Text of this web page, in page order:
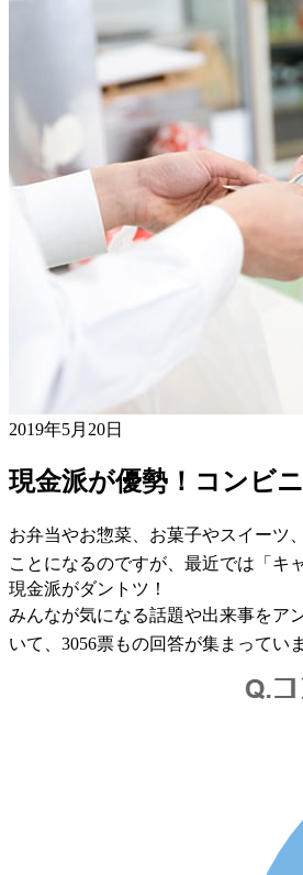
2019年5月20日
現金派が優勢！コンビ
お弁当やお惣菜、お菓子やスイーツ
ことになるのですが、最近では「キ
現金派がダントツ！
みんなが気になる話題や出来事をア
いて、3056票もの回答が集まってい